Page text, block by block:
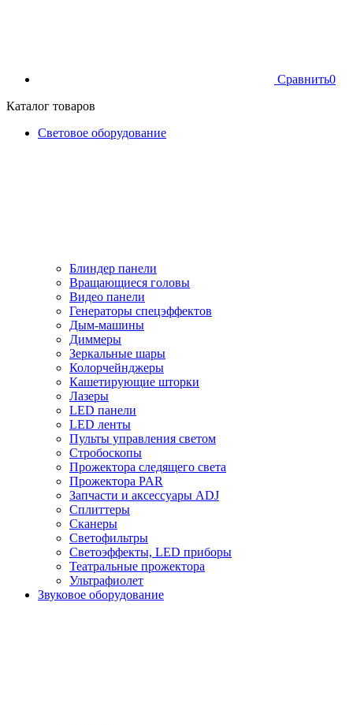
Сравнить0
Каталог товаров
Световое оборудование
Блиндер панели
Вращающиеся головы
Видео панели
Генераторы спецэффектов
Дым-машины
Диммеры
Зеркальные шары
Колорчейнджеры
Кашетирующие шторки
Лазеры
LED панели
LED ленты
Пульты управления светом
Стробоскопы
Прожектора следящего света
Прожектора PAR
Запчасти и аксессуары ADJ
Сплиттеры
Сканеры
Светофильтры
Светоэффекты, LED приборы
Театральные прожектора
Ультрафиолет
Звуковое оборудование